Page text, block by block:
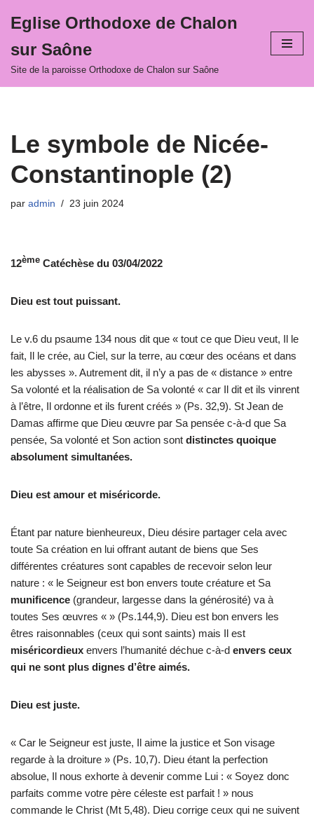
au
contenu
Eglise Orthodoxe de Chalon
sur Saône
Site de la paroisse Orthodoxe de Chalon sur Saône
Le symbole de Nicée-
Constantinople (2)
par admin 23 juin 2024
12ème Catéchèse du 03/04/2022
Dieu est tout puissant.
Le v.6 du psaume 134 nous dit que « tout ce que Dieu veut, Il le
fait, Il le crée, au Ciel, sur la terre, au cœur des océans et dans
les abysses ». Autrement dit, il n’y a pas de « distance » entre
Sa volonté et la réalisation de Sa volonté « car Il dit et ils vinrent
à l’être, Il ordonne et ils furent créés » (Ps. 32,9). St Jean de
Damas affirme que Dieu œuvre par Sa pensée c-à-d que Sa
pensée, Sa volonté et Son action sont distinctes quoique
absolument simultanées.
Dieu est amour et miséricorde.
Étant par nature bienheureux, Dieu désire partager cela avec
toute Sa création en lui offrant autant de biens que Ses
différentes créatures sont capables de recevoir selon leur
nature : « le Seigneur est bon envers toute créature et Sa
munificence (grandeur, largesse dans la générosité) va à
toutes Ses œuvres « » (Ps.144,9). Dieu est bon envers les
êtres raisonnables (ceux qui sont saints) mais Il est
miséricordieux envers l’humanité déchue c-à-d envers ceux
qui ne sont plus dignes d’être aimés.
Dieu est juste.
« Car le Seigneur est juste, Il aime la justice et Son visage
regarde à la droiture » (Ps. 10,7). Dieu étant la perfection
absolue, Il nous exhorte à devenir comme Lui : « Soyez donc
parfaits comme votre père céleste est parfait ! » nous
commande le Christ (Mt 5,48). Dieu corrige ceux qui ne suivent